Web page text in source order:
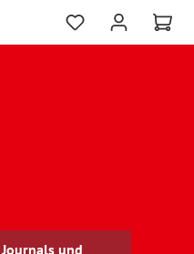
Journals und